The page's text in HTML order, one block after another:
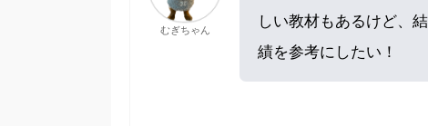
むぎちゃん
しい教材もあるけど、
績を参考にしたい！